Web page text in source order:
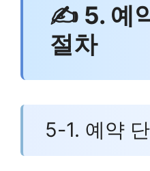
✍ 5. 예
절차
5-1. 예약